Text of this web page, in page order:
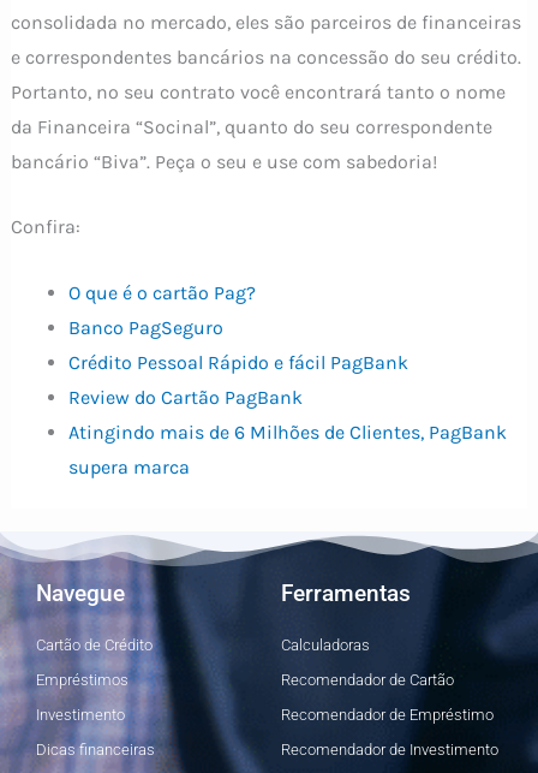
consolidada no mercado, eles são parceiros de financeiras
e correspondentes bancários na concessão do seu crédito.
Portanto, no seu contrato você encontrará tanto o nome
da Financeira “Socinal”, quanto do seu correspondente
bancário “Biva”. Peça o seu e use com sabedoria!
Confira:
O que é o cartão Pag?
Banco PagSeguro
Crédito Pessoal Rápido e fácil PagBank
Review do Cartão PagBank
Atingindo mais de 6 Milhões de Clientes, PagBank
supera marca
Navegue
Cartão de Crédito
Empréstimos
Investimento
Dicas financeiras
Ferramentas
Calculadoras
Recomendador de Cartão
Recomendador de Empréstimo
Recomendador de Investimento